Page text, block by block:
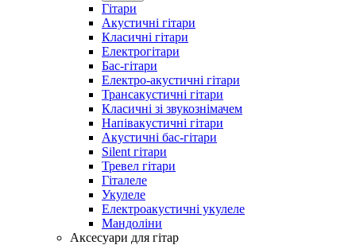
Гітари
Акустичні гітари
Класичні гітари
Електрогітари
Бас-гітари
Електро-акустичні гітари
Трансакустичні гітари
Класичні зі звукознімачем
Напівакустичні гітари
Акустичні бас-гітари
Silent гітари
Тревел гітари
Гіталеле
Укулеле
Електроакустичні укулеле
Мандоліни
Аксесуари для гітар